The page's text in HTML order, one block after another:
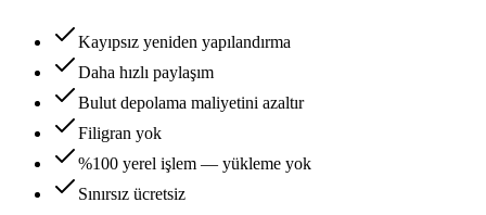
Kayıpsız yeniden yapılandırma
Daha hızlı paylaşım
Bulut depolama maliyetini azaltır
Filigran yok
%100 yerel işlem — yükleme yok
Sınırsız ücretsiz